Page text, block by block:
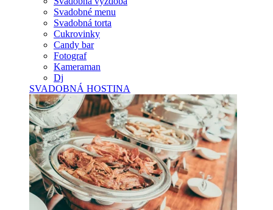
Svadobné menu
Svadobná torta
Cukrovinky
Candy bar
Fotograf
Kameraman
Dj
SVADOBNÁ HOSTINA